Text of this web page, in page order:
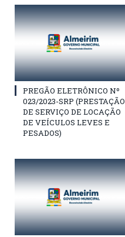
PREGÃO ELETRÔNICO Nº
023/2023-SRP (PRESTAÇÃO
DE SERVIÇO DE LOCAÇÃO
DE VEÍCULOS LEVES E
PESADOS)